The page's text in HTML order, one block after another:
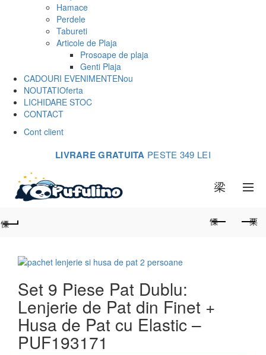
Hamace
Perdele
Tabureti
Articole de Plaja
Prosoape de plaja
Genti Plaja
CADOURI EVENIMENTENou
NOUTATIOferta
LICHIDARE STOC
CONTACT
Cont client
LIVRARE GRATUITA PESTE 349 LEI
Set 9 Piese Pat Dublu:
Lenjerie de Pat din Finet +
Husa de Pat cu Elastic –
PUF193171